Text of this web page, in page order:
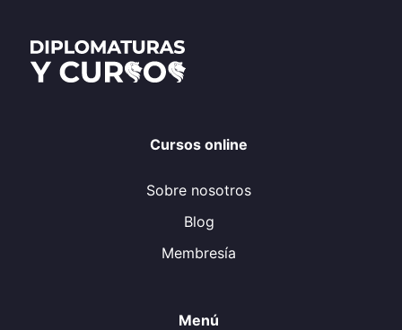
Cursos online
Sobre nosotros
Blog
Membresía
Menú